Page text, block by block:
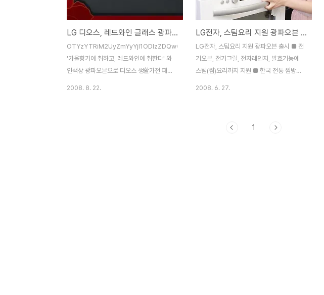
LG 디오스, 레드와인 글래스 광파오븐 출시
OTYzYTRiM2UyZmYyYjI1ODIzZDQwODA1MjZmOWIxNTE=
'가을향기에 취하고, 레드와인에 취한다' 와
인색상 광파오븐으로 디오스 생활가전 패밀
2008. 8. 22.
LG전자, 스팀요리 지원 광파오븐 출시
LG전자, 스팀요리 지원 광파오븐 출시 ■ 전
기오븐, 전기그릴, 전자레인지, 발효기능에
스팀(찜)요리까지 지원 ■ 한국 전통 찜방식
영, 조리 편리성을 대폭 강화한 ‘디오스
2008. 6. 27.
1